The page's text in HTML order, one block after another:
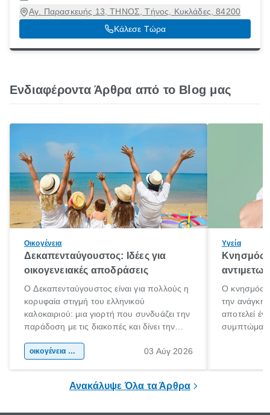
Αγ. Παρασκευής 13, ΤΗΝΟΣ, Τήνος, Κυκλάδες, 84200
Κάλεσε Τώρα
Ενδιαφέροντα Άρθρα από το Blog μας
Οικογένεια
Δεκαπενταύγουστος: Ιδέες για
οικογενειακές αποδράσεις
Ο Δεκαπενταύγουστος είναι για πολλούς η
κορυφαία στιγμή του ελληνικού
καλοκαιριού: μια γιορτή που συνδυάζει την
παράδοση με τις διακοπές και δίνει την
χώρας. Είτε πρόκειται για λίγες μέρες
οικογένεια & παιδί 03 Αύγ 2026
Υγεία
Κνησμός:
Ο κνησμός
την ανάγκη
αποτελεί
Ανακάλυψε Όλα τα Άρθρα